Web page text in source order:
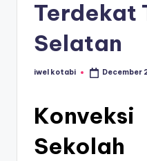
Terdekat
Selatan
Posted
iwel kotabi December